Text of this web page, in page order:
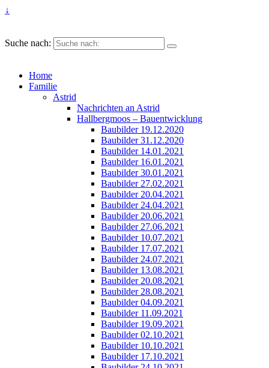
↓
Suche nach:
Home
Familie
Astrid
Nachrichten an Astrid
Hallbergmoos – Bauentwicklung
Baubilder 19.12.2020
Baubilder 31.12.2020
Baubilder 14.01.2021
Baubilder 16.01.2021
Baubilder 30.01.2021
Baubilder 27.02.2021
Baubilder 20.04.2021
Baubilder 24.04.2021
Baubilder 20.06.2021
Baubilder 27.06.2021
Baubilder 10.07.2021
Baubilder 17.07.2021
Baubilder 24.07.2021
Baubilder 13.08.2021
Baubilder 20.08.2021
Baubilder 28.08.2021
Baubilder 04.09.2021
Baubilder 11.09.2021
Baubilder 19.09.2021
Baubilder 02.10.2021
Baubilder 10.10.2021
Baubilder 17.10.2021